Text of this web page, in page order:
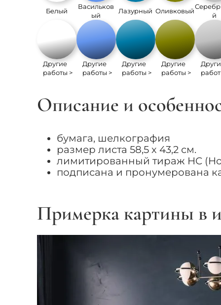
Белый
Другие
работы >
Васильков
ый
Другие
работы >
Лазурный
Другие
работы >
Оливковый
Другие
работы >
й
Описание и
бумага, шелкография
размер листа 58,5 х 43,2 см.
лимитированный тираж HC
подписана и пронумерована
Примерка картины в